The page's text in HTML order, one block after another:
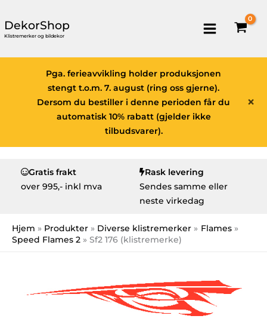
DekorShop
Klistremerker og bildekor
×
Pga. ferieavvikling holder produksjonen
stengt t.o.m. 7. august (ring oss gjerne).
Dersom du bestiller i denne perioden får du
automatisk 10% rabatt (gjelder ikke
tilbudsvarer).
Gratis frakt
over 995,- inkl mva
Rask levering
Sendes samme eller
neste virkedag
Hjem Produkter Diverse klistremerker
Flames
Speed Flames 2
Sf2 176 (klistremerke)